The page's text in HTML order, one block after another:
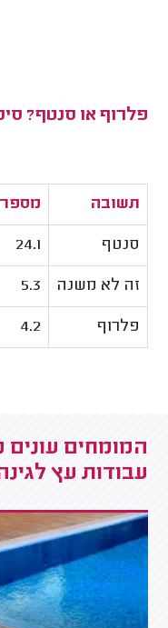
פלרוף או סנטף?
תשובה
סנטף 24.1
זה לא משנה 5.3
פלרוף 4.2
המומחים
עבודות עץ